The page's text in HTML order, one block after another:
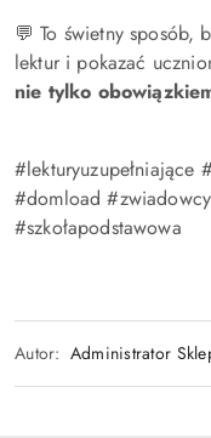
💬 To świetny sposób,
lektur i pokazać
nie tylko
#lekturyuzupełniające
#domload
#szkołapodstawowa
Autor: Administrator